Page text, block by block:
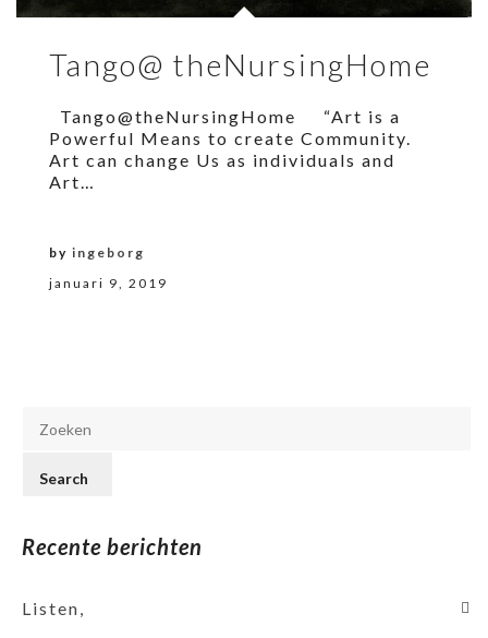
Tango@ theNursingHome
Tango@theNursingHome “Art is a
Powerful Means to create Community.
Art can change Us as individuals and
Art…
januari 9, 2019
by ingeborg
Recente berichten
Listen,